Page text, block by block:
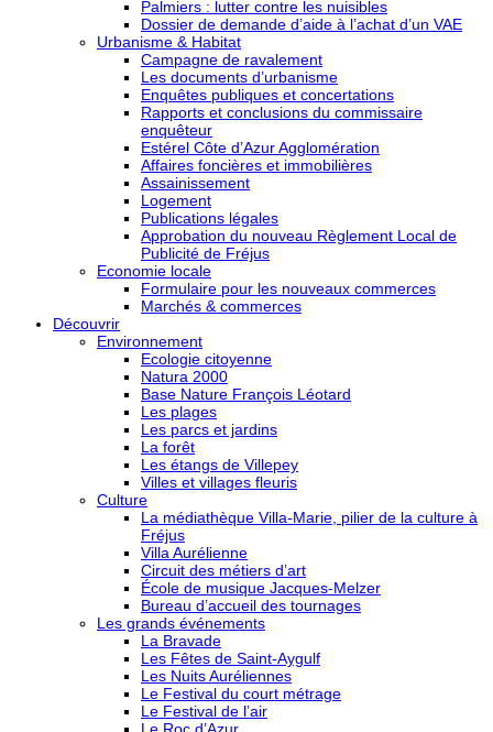
Palmiers : lutter contre les nuisibles
Dossier de demande d’aide à l’achat d’un VAE
Urbanisme & Habitat
Campagne de ravalement
Les documents d’urbanisme
Enquêtes publiques et concertations
Rapports et conclusions du commissaire
enquêteur
Estérel Côte d’Azur Agglomération
Affaires foncières et immobilières
Assainissement
Logement
Publications légales
Approbation du nouveau Règlement Local de
Publicité de Fréjus
Economie locale
Formulaire pour les nouveaux commerces
Marchés & commerces
Découvrir
Environnement
Ecologie citoyenne
Natura 2000
Base Nature François Léotard
Les plages
Les parcs et jardins
La forêt
Les étangs de Villepey
Villes et villages fleuris
Culture
La médiathèque Villa-Marie, pilier de la culture à
Fréjus
Villa Aurélienne
Circuit des métiers d’art
École de musique Jacques-Melzer
Bureau d’accueil des tournages
Les grands événements
La Bravade
Les Fêtes de Saint-Aygulf
Les Nuits Auréliennes
Le Festival du court métrage
Le Festival de l’air